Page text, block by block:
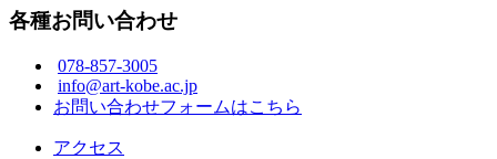
各種お問い合わせ
078-857-3005
info@art-kobe.ac.jp
お問い合わせフォームはこちら
アクセス